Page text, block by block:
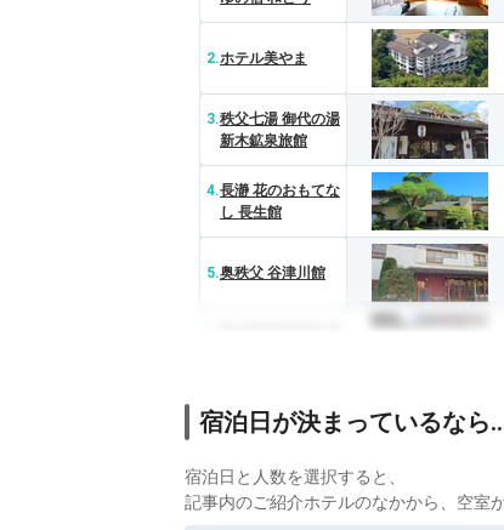
2.ホテル美やま
3.秩父七湯 御代の湯
新木鉱泉旅館
4.長瀞 花のおもてな
し 長生館
5.奥秩父 谷津川館
7.養浩亭
8. 柴原温泉 手打ちそ
ばの宿 柳屋
宿泊日が決まっているなら
宿泊日と人数を選択すると、
記事内のご紹介ホテルのなかから、空室